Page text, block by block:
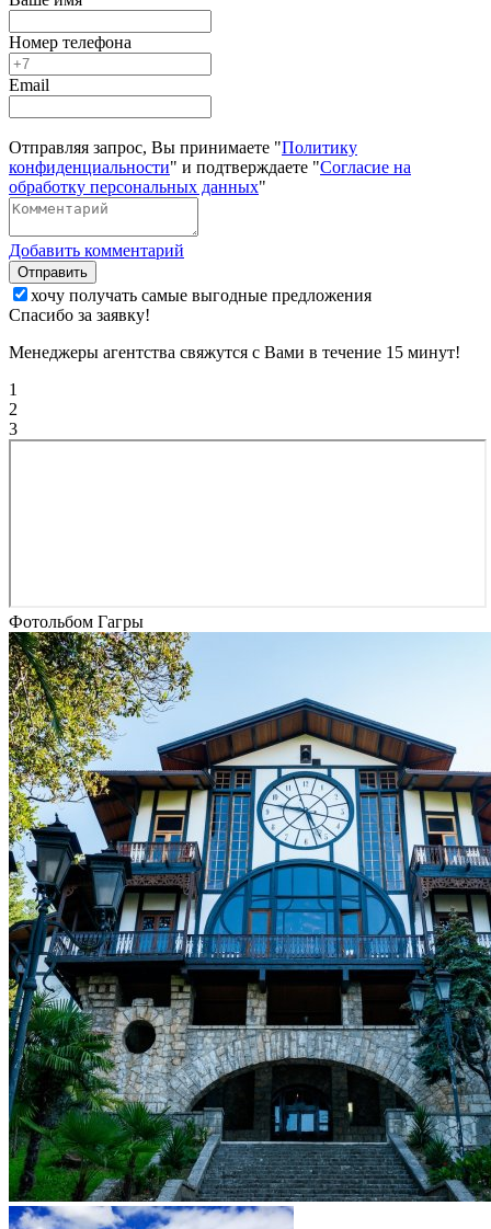
Номер телефона
Email
Отправляя запрос, Вы принимаете "Политику
конфиденциальности" и подтверждаете "Согласие на
обработку персональных данных"
Добавить комментарий
Отправить
хочу получать самые выгодные предложения
Спасибо за заявку!
Менеджеры агентства свяжутся с Вами в течение 15 минут!
1
2
3
Фотольбом Гагры